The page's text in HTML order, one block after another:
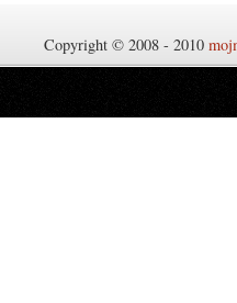
Copyright © 2008 - 2010